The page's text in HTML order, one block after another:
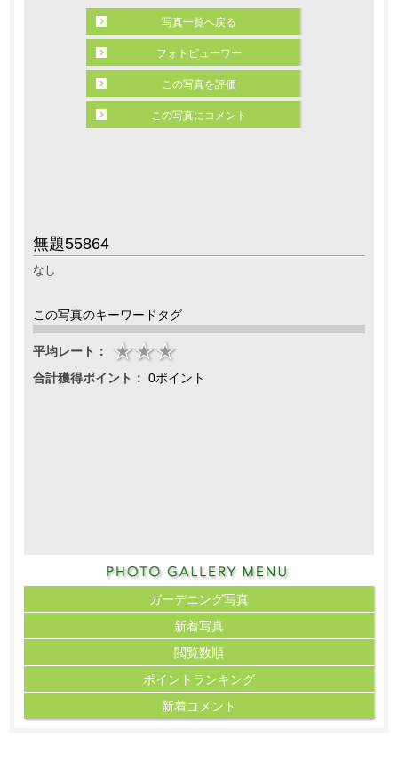
無題55864
なし
この写真のキーワードタグ
平均レート：
合計獲得ポイント： 0ポイント
写真一覧へ戻る
フォトビューワー
この写真を評価
この写真にコメント
ガーデニング写真
新着写真
閲覧数順
ポイント ランキング
新着コメント